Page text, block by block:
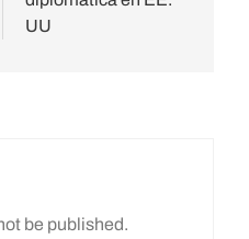
UU
be published.